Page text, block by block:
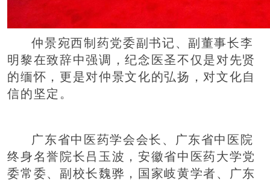
仲景宛西制药党委副书记 、副董事长李
明黎在致辞中强调，纪念医圣不仅是对先贤
的缅怀，更是对仲景文化的弘扬，对文化自
信的坚定。
广东省中医药学会会长、广东省中医院
终身名誉院长吕玉波，安徽省中医药大学党
委常委、副校长魏骅，国家岐黄学者、广东